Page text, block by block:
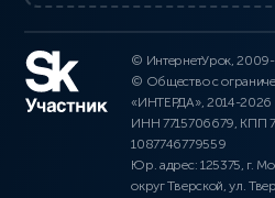
© ИнтернетУрок,
© Общество с
«ИНТЕРДА», 2014-2026
ИНН 7715706679, КПП
1087746779559
Юр. адрес: 125375, г.
округ Тверской, ул.